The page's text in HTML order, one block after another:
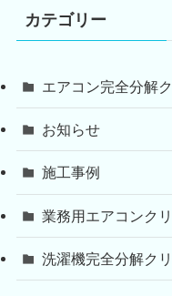
カテゴリー
エアコン完全分解
お知らせ
施工事例
業務用エアコンク
洗濯機完全分解ク